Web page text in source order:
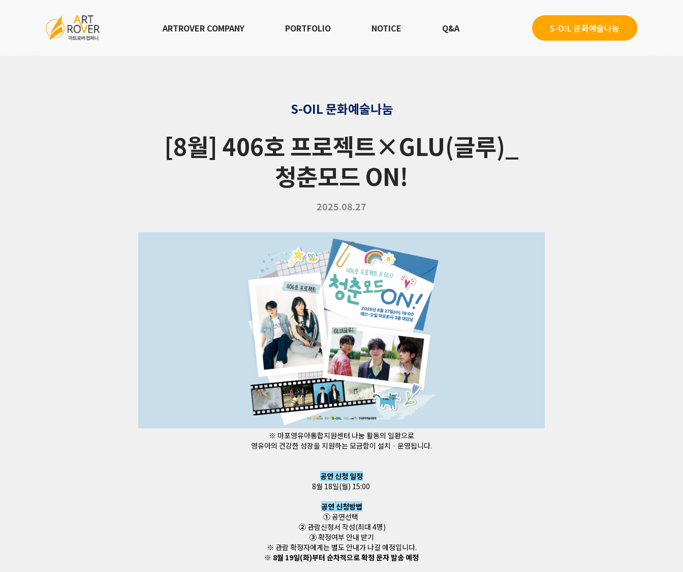
ARTROVER COMPANY PORTFOLIO NOTICE Q&A S-OIL 문화예술나눔
S-OIL 문화예술나눔
[8월] 406호 프로젝트×GLU(글루)_
청춘모드 ON!
2025.08.27
※ 마포영유아통합지원센터 나눔 활동의 일환으로
영유아의 건강한 성장을 지원하는 모금함이 설치 · 운영됩니다.
공연 신청 일정
8월 18일(월) 15:00
공연 신청방법
①공연선택
② 관람신청서 작성(최대 4명)
③확정여부 안내 받기
※ 관람 확정자에게는 별도 안내가 나갈 예정입니다.
※ 8월 19일(화)부터 순차적으로 확정 문자 발송 예정